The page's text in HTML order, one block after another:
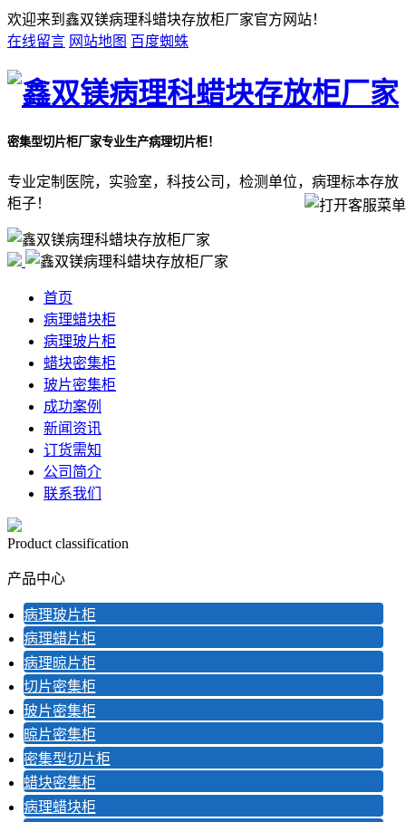
欢迎来到鑫双镁病理科蜡块存放柜厂家官方网站！
在线留言 网站地图 百度蜘蛛
密集型切片柜厂家专业生产病理切片柜！
专业定制医院，实验室，科技公司，检测单位，病理标本存放
柜子！
首页
病理蜡块柜
病理玻片柜
蜡块密集柜
玻片密集柜
成功案例
新闻资讯
订货需知
公司简介
联系我们
Product classification
产品中心
病理玻片柜
病理蜡片柜
病理晾片柜
切片密集柜
玻片密集柜
晾片密集柜
密集型切片柜
蜡块密集柜
病理蜡块柜